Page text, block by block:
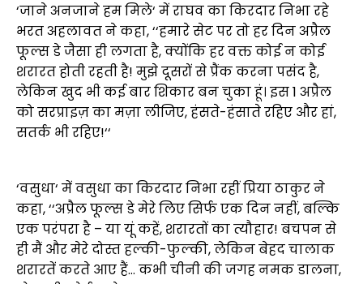
‘जाने अनजाने हम मिले‘ में राघव का किरदार निभा रहे
भरत अहलावत ने कहा, ‘‘हमारे सेट पर तो हर दिन अप्रैल
फूल्स डे जैसा ही लगता है, क्योंकि हर वक्त कोई न कोई
शरारत होती रहती है! मुझे दूसरों से प्रैंक करना पसंद है,
लेकिन खुद भी कई बार शिकार बन चुका हूं। इस 1 अप्रैल
को सरप्राइज़ का मज़ा लीजिए, हंसते-हंसाते रहिए और हां,
सतर्क भी रहिए!‘‘
‘वसुधा‘ में वसुधा का किरदार निभा रहीं प्रिया ठाकुर ने
कहा, ‘‘अप्रैल फूल्स डे मेरे लिए सिर्फ एक दिन नहीं, बल्कि
एक परंपरा है – या यूं कहें, शरारतों का त्यौहार! बचपन से
ही मैं और मेरे दोस्त हल्की-फुल्की, लेकिन बेहद चालाक
शरारतें करते आए हैं… कभी चीनी की जगह नमक डालना,